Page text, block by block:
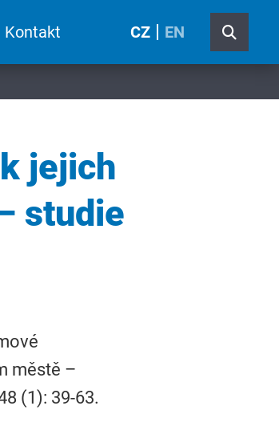
Kontakt CZ EN
jejich
studie
městě –
(1): 39-63.